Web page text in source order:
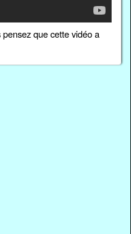
que cette vidéo a